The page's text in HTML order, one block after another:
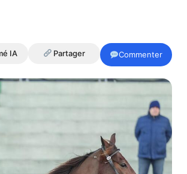
IA Partager Commenter